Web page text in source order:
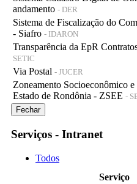
andamento - DER
Sistema de Fiscalização do
- Siafro - IDARON
Transparência da EpR
SETIC
Via Postal - JUCER
Zoneamento Socioeconômico
Estado de Rondônia - ZSEE -
Fechar
Serviços - Intranet
Todos
Serviço